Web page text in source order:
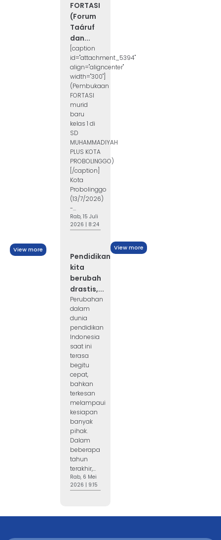
View more
FORTASI
(Forum
Taáruf
dan...
[caption
id="attachment_5394"
align="aligncenter"
width="300"]
(Pembukaan
FORTASI
murid
baru
kelas 1 di
SD
MUHAMMADIYAH
PLUS KOTA
PROBOLINGGO)
[/caption]
Kota
Probolinggo
(13/7/2026)
-...
Rab, 15 Juli
2026 | 8:24
Pendidikan
kita
berubah
drastis,...
Perubahan
dalam
dunia
pendidikan
Indonesia
saat ini
terasa
begitu
cepat,
bahkan
terkesan
melampaui
kesiapan
banyak
pihak.
Dalam
beberapa
tahun
terakhir,...
Rab, 6 Mei
2026 | 9:15
View more